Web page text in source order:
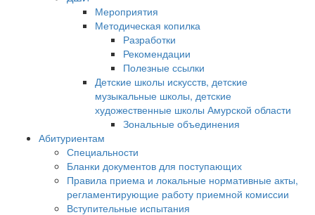
Мероприятия
Методическая копилка
Разработки
Рекомендации
Полезные ссылки
Детские школы искусств, детские
музыкальные школы, детские
художественные школы Амурской области
Зональные объединения
Абитуриентам
Специальности
Бланки документов для поступающих
Правила приема и локальные нормативные акты,
регламентирующие работу приемной комиссии
Вступительные испытания